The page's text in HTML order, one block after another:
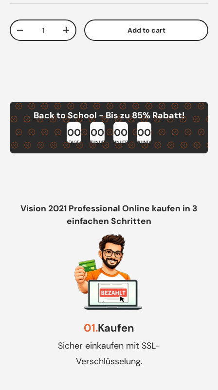
Qty
Decrease quantityIncrease quantity Add to cart
Back to School - Bis zu 85% Rabatt!
00
TAGE
00
STUNDEN
00
MINUTEN
00
SEKUNDEN
Vision 2021 Professional Online kaufen in 3
einfachen Schritten
01.Kaufen
Sicher einkaufen mit SSL-
Verschlüsselung.